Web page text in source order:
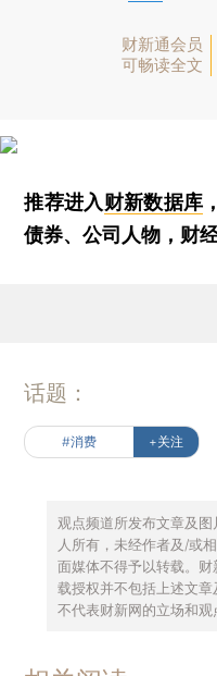
财新通会员
可畅读全文
推荐进入财新数据库
债券、公司人物，财
话题：
#消费 +关注
观点频道所发布文章及
人所有，未经作者及/或
面媒体不得予以转载。
载授权并不包括上述文章
不代表财新网的立场和观